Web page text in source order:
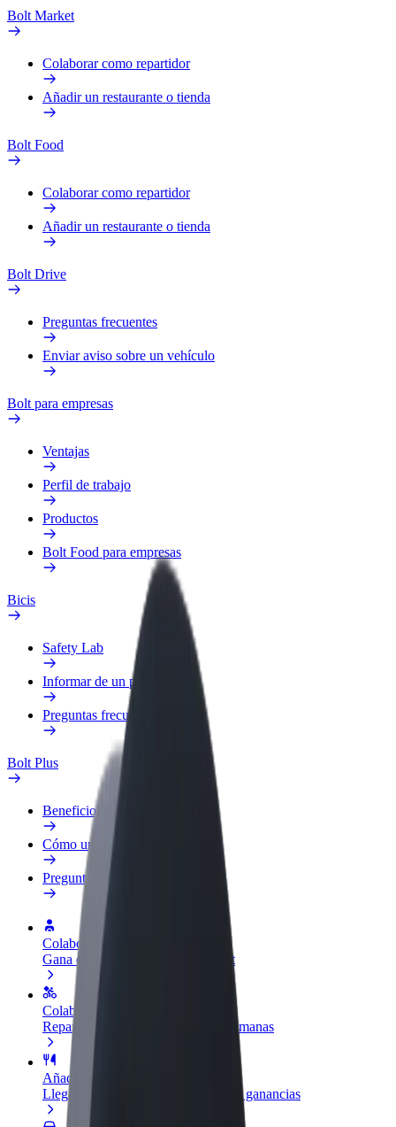
Bolt Market
Colaborar como repartidor
Añadir un restaurante o tienda
Bolt Food
Colaborar como repartidor
Añadir un restaurante o tienda
Bolt Drive
Preguntas frecuentes
Enviar aviso sobre un vehículo
Bolt para empresas
Ventajas
Perfil de trabajo
Productos
Bolt Food para empresas
Bicis
Safety Lab
Informar de un problema
Preguntas frecuentes
Bolt Plus
Beneficios
Cómo unirse
Preguntas frecuentes
Colaborar como conductor
Gana dinero colaborando con Bolt
Colaborar como repartidor
Repartí comida y cobrá todas las semanas
Añadir un restaurante o tienda
Llegá a más clientes y maximizá tus ganancias